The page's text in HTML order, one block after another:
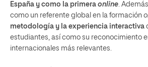
España y como la primera online.
como un referente global en la formación
metodología y la experiencia interactiva
estudiantes, así como su reconocimiento
internacionales más relevantes.